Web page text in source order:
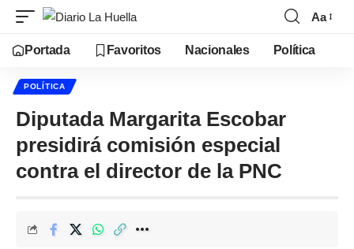
Aa
Portada Favoritos Nacionales Política
POLÍTICA
Diputada Margarita Escobar
presidirá comisión especial
contra el director de la PNC